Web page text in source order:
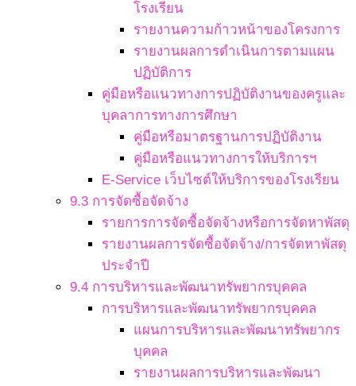
โรงเรียน
รายงานความก้าวหน้าของโครงการ
รายงานผลการดำเนินการตามแผน
ปฏิบัติการ
คู่มือหรือแนวทางการปฏิบัติงานของครูและ
บุคลาการทางการศึกษา
คู่มือหรือมาตรฐานการปฏิบัติงาน
คู่มือหรือแนวทางการให้บริการฯ
E-Service เว็บไซต์ให้บริการของโรงเรียน
9.3 การจัดซื้อจัดจ้าง
รายการการจัดซื้อจัดจ้างหรือการจัดหาพัสดุ
รายงานผลการจัดซื้อจัดจ้าง/การจัดหาพัสดุ
ประจำปี
9.4 การบริหารและพัฒนาทรัพยากรบุคคล
การบริหารและพัฒนาทรัพยากรบุคคล
แผนการบริหารและพัฒนาทรัพยากร
บุคคล
รายงานผลการบริหารและพัฒนา